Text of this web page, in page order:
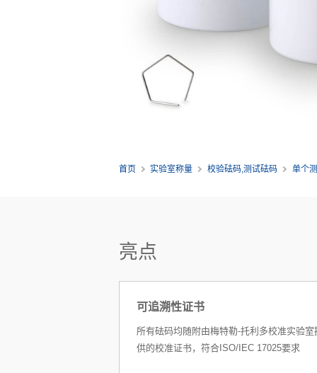
首页 实验室称量 校验砝码,测试砝码 单个
亮点
可追溯性证书
所有砝码均随附由梅特勒-托利多校准实验室
供的校准证书，符合ISO/IEC 17025要求